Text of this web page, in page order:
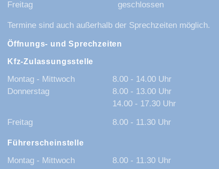
Freitag
geschlossen
Termine sind auch außerhalb der Sprechzeiten möglich.
Öffnungs- und Sprechzeiten
Kfz-Zulassungsstelle
Montag - Mittwoch
8.00 - 14.00 Uhr
Donnerstag
8.00 - 13.00 Uhr
14.00 - 17.30 Uhr
Freitag
8.00 - 11.30 Uhr
Führerscheinstelle
Montag - Mittwoch
8.00 - 11.30 Uhr